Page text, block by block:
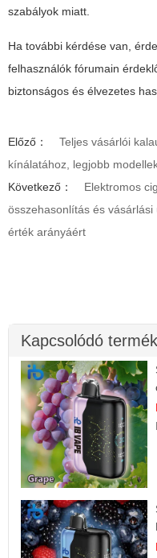
szabályok miatt.
Ha további kérdése van,
felhasználók fórumain
biztonságos és élvezetes
Előző：
Teljes vásárlói
kínálatához, legjobb
Következő：
Elektromos
összehasonlítás és
érték arányáért
Kapcsolódó